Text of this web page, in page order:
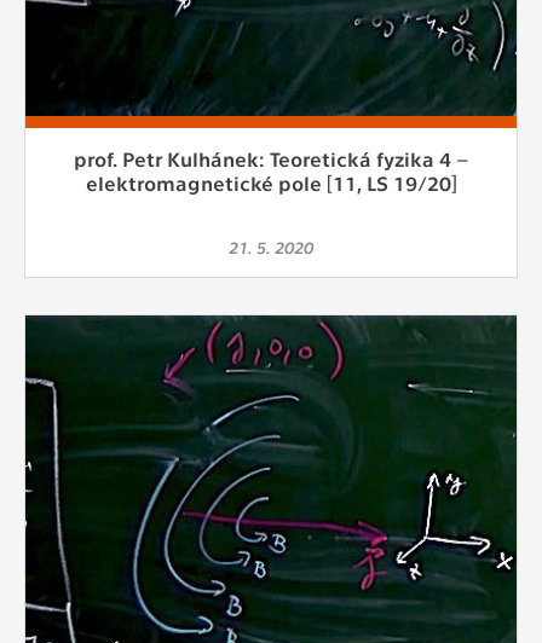
prof. Petr Kulhánek: Teoretická fyzika 4 –
elektromagnetické pole [11, LS 19/20]
21. 5. 2020